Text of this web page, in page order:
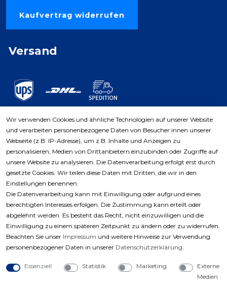
Kaufvertrag widerrufen
Versand
Zahlungsarten
Wir verwenden Cookies und ähnliche Technologien auf unserer Website
und verarbeiten personenbezogene Daten von Besucher:innen unserer
Webseite (z.B. IP-Adresse), um z.B. Inhalte und Anzeigen zu
personalisieren, Medien von Drittanbietern einzubinden oder Zugriffe auf
unsere Website zu analysieren. Die Datenverarbeitung erfolgt erst durch
gesetzte Cookies. Wir teilen diese Daten mit Dritten, die wir in den
Einstellungen benennen.
Die Datenverarbeitung kann mit Einwilligung oder aufgrund eines
berechtigten Interesses erfolgen. Die Zustimmung kann erteilt oder
abgelehnt werden. Es besteht das Recht, nicht einzuwilligen und die
Einwilligung zu einem späteren Zeitpunkt zu ändern oder zu widerrufen.
Beachten Sie unser Impressum und weitere Hinweise zur Verwendung
personenbezogener Daten in unserer Daten­schutz­erklärung.
Essenziell Statistik Marketing
Externe
Medien